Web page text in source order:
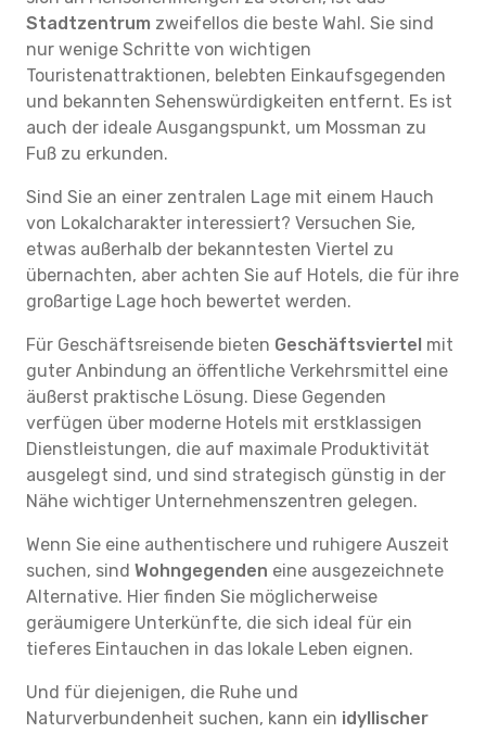
Stadtzentrum zweifellos die beste Wahl. Sie sind
nur wenige Schritte von wichtigen
Touristenattraktionen, belebten Einkaufsgegenden
und bekannten Sehenswürdigkeiten entfernt. Es ist
auch der ideale Ausgangspunkt, um Mossman zu
Fuß zu erkunden.
Sind Sie an einer zentralen Lage mit einem Hauch
von Lokalcharakter interessiert? Versuchen Sie,
etwas außerhalb der bekanntesten Viertel zu
übernachten, aber achten Sie auf Hotels, die für ihre
großartige Lage hoch bewertet werden.
Für Geschäftsreisende bieten Geschäftsviertel mit
guter Anbindung an öffentliche Verkehrsmittel eine
äußerst praktische Lösung. Diese Gegenden
verfügen über moderne Hotels mit erstklassigen
Dienstleistungen, die auf maximale Produktivität
ausgelegt sind, und sind strategisch günstig in der
Nähe wichtiger Unternehmenszentren gelegen.
Wenn Sie eine authentischere und ruhigere Auszeit
suchen, sind Wohngegenden eine ausgezeichnete
Alternative. Hier finden Sie möglicherweise
geräumigere Unterkünfte, die sich ideal für ein
tieferes Eintauchen in das lokale Leben eignen.
Und für diejenigen, die Ruhe und
Naturverbundenheit suchen, kann ein idyllischer